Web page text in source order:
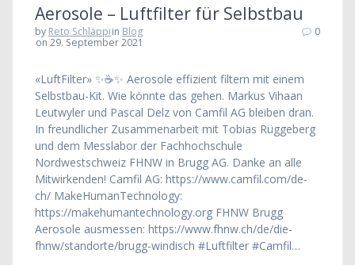
Aerosole – Luftfilter für Selbstbau
by Reto Schläppiin Blog
on 29. September 2021
0
«LuftFilter» ✨☕️✨ Aerosole effizient filtern mit einem
Selbstbau-Kit. Wie könnte das gehen. Markus Vihaan
Leutwyler und Pascal Delz von Camfil AG bleiben dran.
In freundlicher Zusammenarbeit mit Tobias Rüggeberg
und dem Messlabor der Fachhochschule
Nordwestschweiz FHNW in Brugg AG. Danke an alle
Mitwirkenden! Camfil AG: https://www.camfil.com/de-
ch/ MakeHumanTechnology:
https://makehumantechnology.org FHNW Brugg
Aerosole ausmessen: https://www.fhnw.ch/de/die-
fhnw/standorte/brugg-windisch #Luftfilter #Camfil…